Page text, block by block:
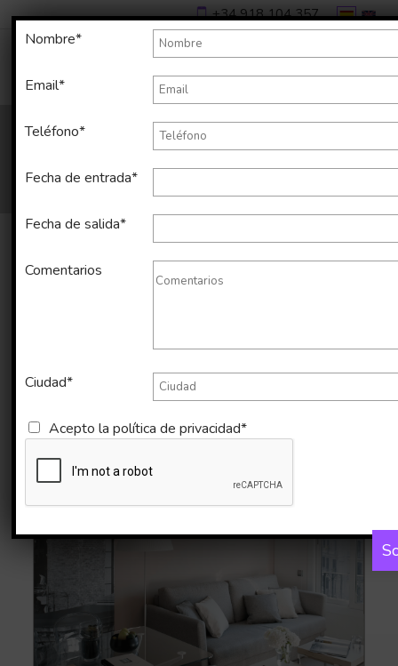
+34 918 104 357
en Sants de 65 m2
Imágenes Mapa
Nombre*
Email*
Teléfono*
Fecha de entrada*
Fecha de salida*
Comentarios
Ciudad*
Acepto lapolítica de privacidad*